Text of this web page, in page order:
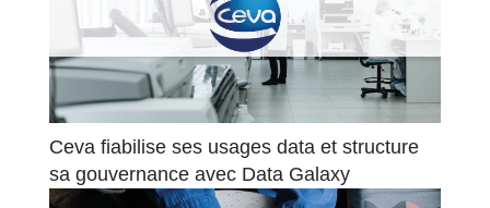
Ceva fiabilise ses usages data et structure
sa gouvernance avec Data Galaxy